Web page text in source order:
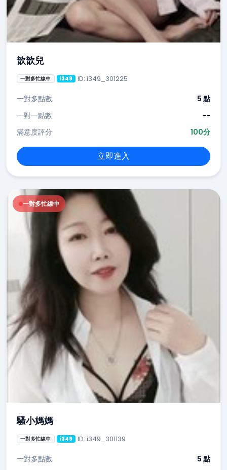
歆歆兒
一對多忙線中 i349 ID: i349_301225
一對多點數
5 點
一對一點數
--
滿意度評分
100分
立即進入
一對多忙線中
騷小媽媽
一對多忙線中 i349 ID: i349_301139
一對多點數 5 點